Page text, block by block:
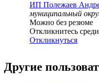
ИП Полежаев
муниципальный
Можно без резюме
Откликнитесь
Откликнуться
Другие